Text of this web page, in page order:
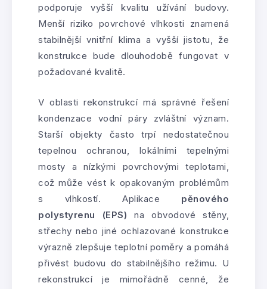
podporuje vyšší kvalitu užívání budovy.
Menší riziko povrchové vlhkosti znamená
stabilnější vnitřní klima a vyšší jistotu, že
konstrukce bude dlouhodobě fungovat v
požadované kvalitě.
V oblasti rekonstrukcí má správné řešení
kondenzace vodní páry zvláštní význam.
Starší objekty často trpí nedostatečnou
tepelnou ochranou, lokálními tepelnými
mosty a nízkými povrchovými teplotami,
což může vést k opakovaným problémům
s vlhkostí. Aplikace pěnového
polystyrenu (EPS) na obvodové stěny,
střechy nebo jiné ochlazované konstrukce
výrazně zlepšuje teplotní poměry a pomáhá
přivést budovu do stabilnějšího režimu. U
rekonstrukcí je mimořádně cenné, že